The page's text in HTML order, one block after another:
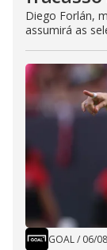
Diego Forlán,
assumirá as
GOAL/ 06/